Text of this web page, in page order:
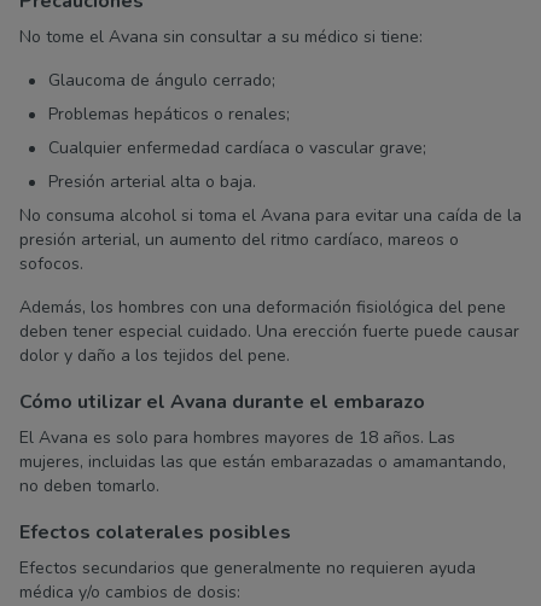
No tome el Avana sin consultar a su médico si tiene:
Glaucoma de ángulo cerrado;
Problemas hepáticos o renales;
Cualquier enfermedad cardíaca o vascular grave;
Presión arterial alta o baja.
No consuma alcohol si toma el Avana para evitar una caída de la
presión arterial, un aumento del ritmo cardíaco, mareos o
sofocos.
Además, los hombres con una deformación fisiológica del pene
deben tener especial cuidado. Una erección fuerte puede causar
dolor y daño a los tejidos del pene.
Cómo utilizar el Avana durante el embarazo
El Avana es solo para hombres mayores de 18 años. Las
mujeres, incluidas las que están embarazadas o amamantando,
no deben tomarlo.
Efectos colaterales posibles
Efectos secundarios que generalmente no requieren ayuda
médica y/o cambios de dosis: